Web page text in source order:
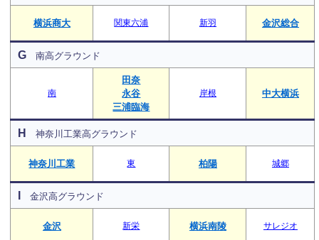
横浜商大 関東六浦 新羽 金沢総合
G 南高グラウンド
南
田奈
永谷
三浦臨海
岸根 中大横浜
H 神奈川工業高グラウンド
神奈川工業 東 柏陽 城郷
金沢高グラウンド
金沢 新栄 横浜南陵 サレジオ